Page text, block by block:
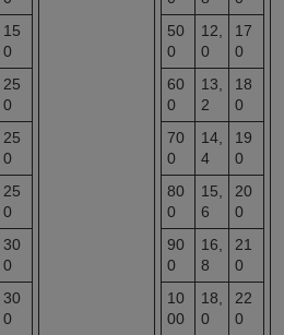
15
0
25
0
25
0
25
0
30
0
30
0
50
0
12,
0
17
0
60
0
13,
2
18
0
70
0
14,
4
19
0
80
0
15,
6
20
0
90
0
16,
8
21
0
10
00
18,
0
22
0